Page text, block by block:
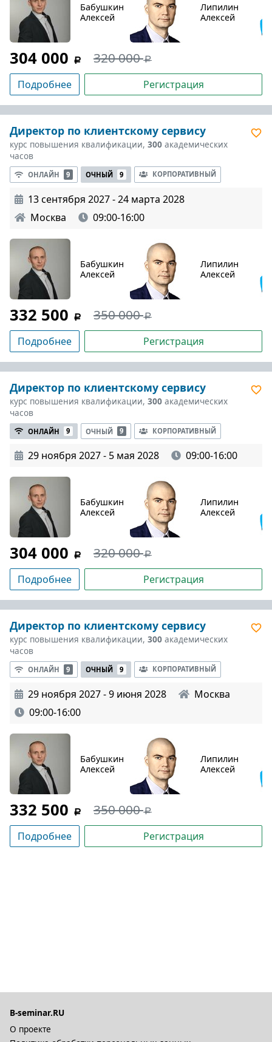
Бабушкин
Алексей
Липилин
Алексей
304 000 320 000
Подробнее Регистрация
Директор по клиентскому сервису
курс повышения квалификации, 300 академических
часов
ОНЛАЙН 9 ОЧНЫЙ 9 КОРПОРАТИВНЫЙ
13 сентября 2027 - 24 марта 2028
Москва
09:00-16:00
Бабушкин
Алексей
Липилин
Алексей
332 500 350 000
Подробнее Регистрация
Директор по клиентскому сервису
курс повышения квалификации, 300 академических
часов
ОНЛАЙН 9 ОЧНЫЙ 9 КОРПОРАТИВНЫЙ
29 ноября 2027 - 5 мая 2028 09:00-16:00
Бабушкин
Алексей
Липилин
Алексей
304 000 320 000
Подробнее Регистрация
Директор по клиентскому сервису
курс повышения квалификации, 300 академических
часов
ОНЛАЙН 9 ОЧНЫЙ 9 КОРПОРАТИВНЫЙ
29 ноября 2027 - 9 июня 2028
Москва
09:00-16:00
Бабушкин
Алексей
Липилин
Алексей
332 500 350 000
Подробнее Регистрация
B-seminar.RU
О проекте